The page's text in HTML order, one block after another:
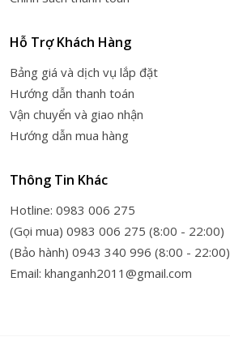
Hỗ Trợ Khách Hàng
Bảng giá và dịch vụ lắp đặt
Hướng dẫn thanh toán
Vận chuyển và giao nhận
Hướng dẫn mua hàng
Thông Tin Khác
Hotline: 0983 006 275
(Gọi mua) 0983 006 275 (8:00 - 22:00)
(Bảo hành) 0943 340 996 (8:00 - 22:00)
Email: khanganh2011@gmail.com